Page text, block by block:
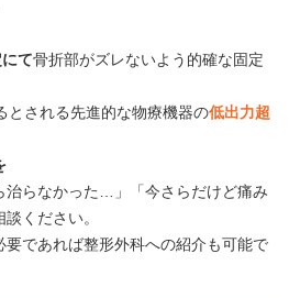
て骨折部がズレないよう的確な固定
とされる先進的な物療機器の低出力超
治らなかった…」「今さらだけど痛み
ください。
要であれば整形外科への紹介も可能で